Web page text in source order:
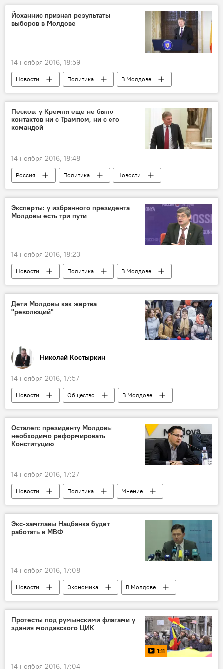
отчет
несчастный случай
газ
Йоханнис признал результаты
выборов в Молдове
14 ноября 2016, 18:59
Новости Политика
В Молдове
Румыния
Республика Молдова
Клаус Йоханнис
президент
выборы
Песков: у Кремля еще не было
контактов ни с Трампом, ни с его
командой
14 ноября 2016, 18:48
Россия Политика
Новости
В мире
Россия
Москва
команда
администрация
Эксперты: у избранного президента
Молдовы есть три пути
14 ноября 2016, 18:23
Новости Политика В Молдове
Дети Молдовы как жертва
"революций"
Николай Костыркин
14 ноября 2016, 17:57
Новости Общество
В Молдове
Кишинев
Республика Молдова
Майя Санду
кандидаты
дети
революция
демонстрация
Осталеп: президенту Молдовы
необходимо реформировать
Конституцию
14 ноября 2016, 17:27
Новости Политика
Мнение
В Молдове
Республика Молдова
Валерий Осталеп
Игорь Додон
президент
Экс-замглавы Нацбанка будет
работать в МВФ
14 ноября 2016, 17:08
Новости Экономика
В Молдове
Республика Молдова
Марин Молошаг
работа
советник
Протесты под румынскими флагами у
здания молдавского ЦИК
1:11
14 ноября 2016, 17:04